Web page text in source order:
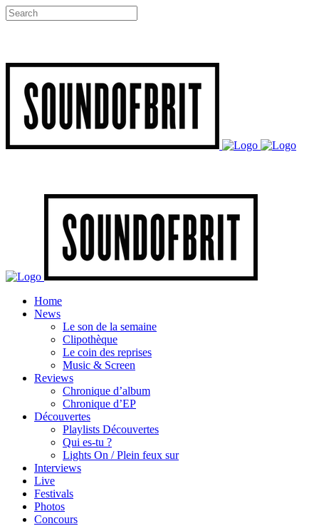
Home
News
Le son de la semaine
Clipothèque
Le coin des reprises
Music & Screen
Reviews
Chronique d’album
Chronique d’EP
Découvertes
Playlists Découvertes
Qui es-tu ?
Lights On / Plein feux sur
Interviews
Live
Festivals
Photos
Concours